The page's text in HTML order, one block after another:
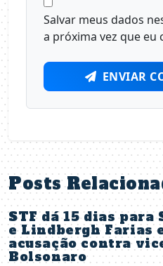
Salvar meus dados
a próxima vez que eu
ENVIAR
Posts
STF dá 15 dias
e Lindbergh Farias
acusação contra
Bolsonaro